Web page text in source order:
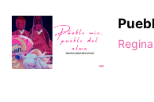
Regina